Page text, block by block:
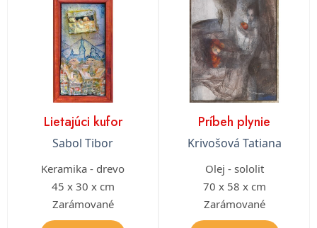
Lietajúci kufor
Sabol Tibor
Keramika - drevo
45 x 30 x cm
Zarámované
Príbeh plynie
Krivošová Tatiana
Olej - sololit
70 x 58 x cm
Zarámované